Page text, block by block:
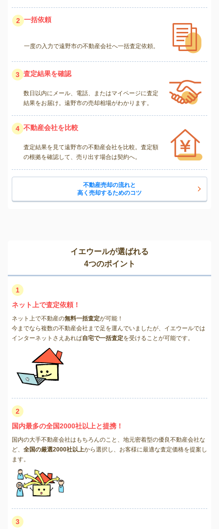
2 一括依頼
一度の入力で遠野市の不動産会社へ一括査定依頼。
3 査定結果を確認
数日以内にメール、電話、またはマイページに査定
結果をお届け。遠野市の売却相場がわかります。
4 不動産会社を比較
査定結果を見て遠野市の不動産会社を比較。査定額
の根拠を確認して、売り出す場合は契約へ。
不動産売却の流れと
高く売却するためのコツ
イエウールが選ばれる
4つのポイント
1
ネット上で査定依頼！
ネット上で不動産の無料一括査定が可能！
今までなら複数の不動産会社まで足を運んでいましたが、イエウールでは
インターネットさえあれば自宅で一括査定を受けることが可能です。
2
国内最多の全国2000社以上と提携！
国内の大手不動産会社はもちろんのこと、地元密着型の優良不動産会社な
ど、 全国の厳選2000社以上から選択し、お客様に最適な査定価格を提案し
ます。
3